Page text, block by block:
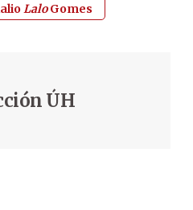
LaloGomes
ÚH